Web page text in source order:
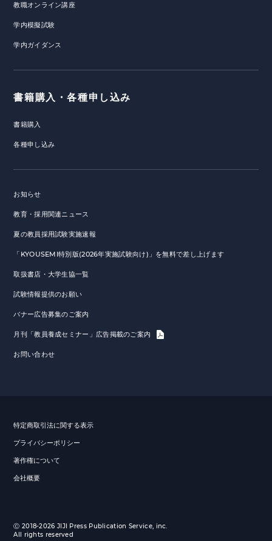
教職オンライン講座
学内模擬試験
学内ガイダンス
書籍購入・各種申し込み
書籍購入
各種申し込み
お知らせ
教育・採用関連ニュース
夏の教員採用試験実施速報
「KYOUSEMI特別版(2026年実施試験向け)」を無料で差し上げます
取扱書店・大学生協一覧
試験情報提供のお願い
バナー広告募集のご案内
月刊「教員養成セミナー」広告掲載のご案内
お問い合わせ
特定商取引法に関する表示
プライバシーポリシー
著作権について
会社概要
Ⓒ 2018-2026 JIJI Press Publication Service, inc.
All rights reserved